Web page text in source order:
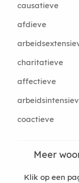
causatieve
afdieve
charitatieve
affectieve
coactieve
Meer
Klik op een